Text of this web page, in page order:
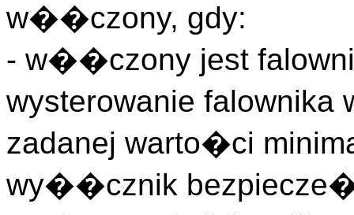
w��czony, gdy:
- w��czony jest
wysterowanie
zadanej warto�ci
wy��cznik